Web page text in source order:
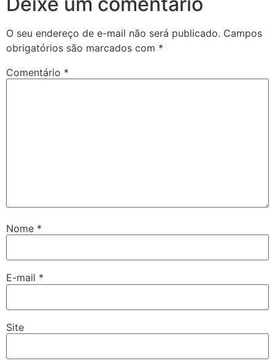
O seu endereço de e-mail não será publicado. Campos
obrigatórios são marcados com *
Comentário *
Nome *
E-mail *
Site